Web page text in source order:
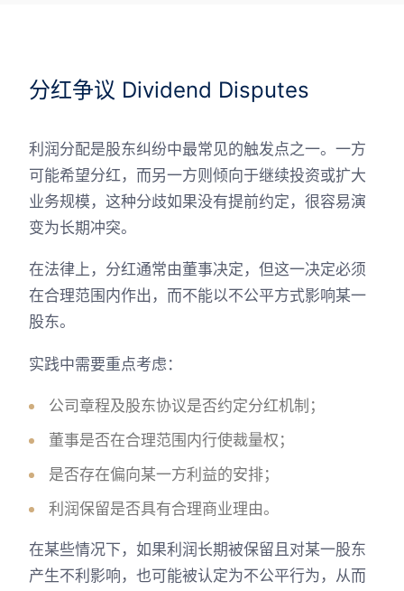
分红争议 Dividend Disputes
利润分配是股东纠纷中最常见的触发点之一。一方
可能希望分红，而另一方则倾向于继续投资或扩大
业务规模，这种分歧如果没有提前约定，很容易演
变为长期冲突。
在法律上，分红通常由董事决定，但这一决定必须
在合理范围内作出，而不能以不公平方式影响某一
股东。
实践中需要重点考虑：
公司章程及股东协议是否约定分红机制；
董事是否在合理范围内行使裁量权；
是否存在偏向某一方利益的安排；
利润保留是否具有合理商业理由。
在某些情况下，如果利润长期被保留且对某一股东
产生不利影响，也可能被认定为不公平行为，从而